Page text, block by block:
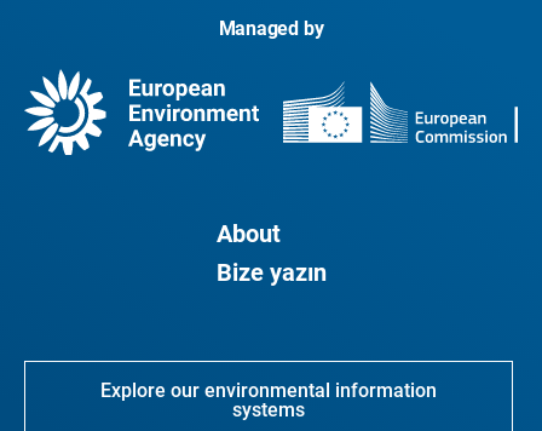
Managed by
About
Bize yazın
Explore our environmental information
systems